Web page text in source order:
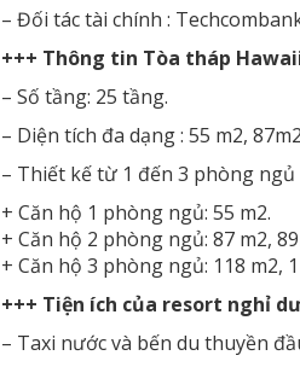
– Đối tác tài chính :
+++ Thông tin Tòa tháp
– Số tầng: 25 tầng.
– Diện tích đa dạng : 55 m2,
– Thiết kế từ 1 đến 3 phòng ngủ
+ Căn hộ 1 phòng ngủ: 55 m2.
+ Căn hộ 2 phòng ngủ: 87 m2,
+ Căn hộ 3 phòng ngủ: 118 m2,
+++ Tiện ích của resort nghỉ
– Taxi nước và bến du thuyền